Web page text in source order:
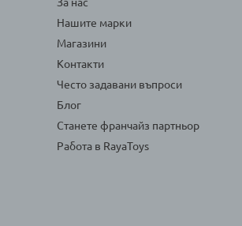
Нашите марки
Магазини
Контакти
Често задавани въпроси
Блог
Станете франчайз партньор
Работа в RayaToys